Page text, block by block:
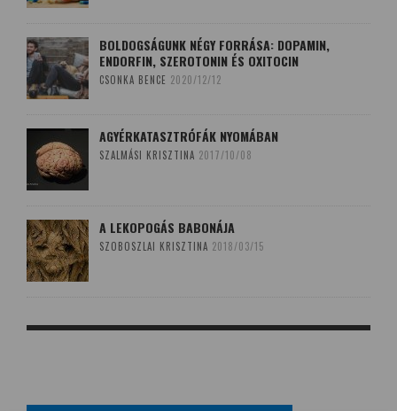
BOLDOGSÁGUNK NÉGY FORRÁSA: DOPAMIN,
ENDORFIN, SZEROTONIN ÉS OXITOCIN
CSONKA BENCE 2020/12/12
AGYÉRKATASZTRÓFÁK NYOMÁBAN
SZALMÁSI KRISZTINA 2017/10/08
A LEKOPOGÁS BABONÁJA
SZOBOSZLAI KRISZTINA 2018/03/15